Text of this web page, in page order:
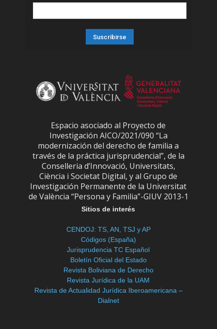
Espacio asociado al Proyecto de
Investigación AICO/2021/090 “La
modernización del derecho de familia a
través de la práctica jurisprudencial”, de la
Conselleria d’Innovació, Universitats,
Ciència i Societat Digital, y al Grupo de
Investigación Permanente de la Universitat
de València “Persona y Familia”-GIUV 2013-1
Sitios de interés
CENDOJ: TS, AN, TSJ y AP
Códigos (España)
Jurisprudencia TC Español
Boletín Oficial del Estado
Revista Boliviana de Derecho
Revista Jurídica de la UAM
Revista de Actualidad Jurídica Iberoamericana –
Dialnet